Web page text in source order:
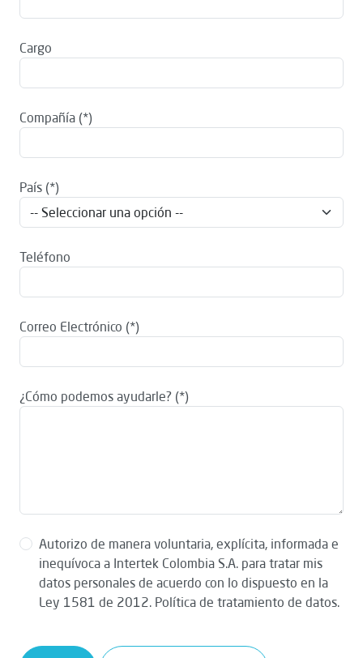
Cargo
Compañía
País
Teléfono
Correo Electrónico
¿Cómo podemos ayudarle?
Autorizo de manera voluntaria, explícita, informada e
inequívoca a Intertek Colombia S.A. para tratar mis
datos personales de acuerdo con lo dispuesto en la
Ley 1581 de 2012. Política de tratamiento de datos.